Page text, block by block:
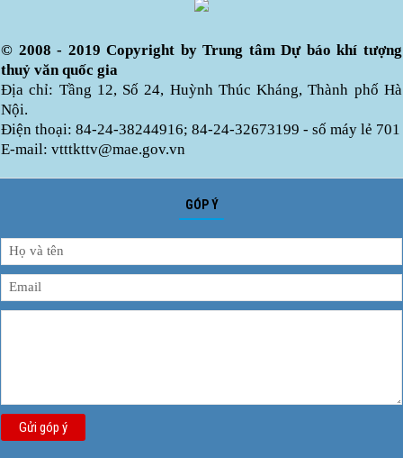
© 2008 - 2019 Copyright by Trung tâm Dự báo khí tượng
thuỷ văn quốc gia
Địa chỉ: Tầng 12, Số 24, Huỳnh Thúc Kháng, Thành phố Hà
Nội.
Điện thoại: 84-24-38244916; 84-24-32673199 - số máy lẻ 701
E-mail: vtttkttv@mae.gov.vn
GÓP Ý
Gửi góp ý